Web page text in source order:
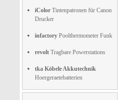
iColor Tintenpatronen für Canon
Drucker
infactory Poolthermometer Funk
revolt Tragbare Powerstations
tka Köbele Akkutechnik
Hoergeraetebatterien